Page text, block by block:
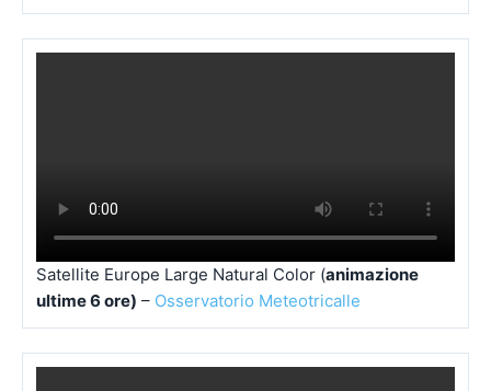
Satellite Europe Large Natural Color (animazione
ultime 6 ore) – Osservatorio Meteotricalle